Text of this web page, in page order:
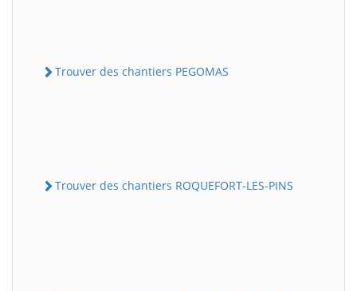
Trouver des chantiers PEGOMAS
Trouver des chantiers ROQUEFORT-LES-PINS